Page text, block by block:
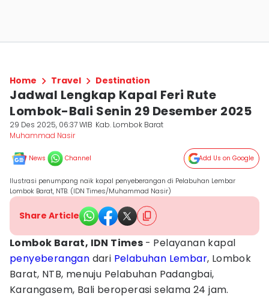
Home Travel Destination
Jadwal Lengkap Kapal Feri Rute
Lombok-Bali Senin 29 Desember 2025
29 Des 2025, 06:37 WIB Kab. Lombok Barat
Muhammad Nasir
News Channel Add Us on Google
Ilustrasi penumpang naik kapal penyeberangan di Pelabuhan Lembar
Lombok Barat, NTB. (IDN Times/Muhammad Nasir)
Share Article
Lombok Barat, IDN Times - Pelayanan kapal
penyeberangan dari Pelabuhan Lembar, Lombok
Barat, NTB, menuju Pelabuhan Padangbai,
Karangasem, Bali beroperasi selama 24 jam.